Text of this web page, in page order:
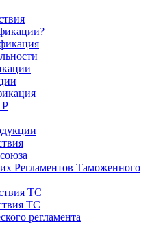
Р
Регламентов Таможенного
ТС
ТС
регламента